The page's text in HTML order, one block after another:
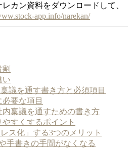
カン資料をダウンロードして、
app.info/narekan/
い
議を通す書き方と必須項目
要な項目
内稟議を通すための書き方
すくするポイント
ス化」する3つのメリット
手書きの手間がなくなる